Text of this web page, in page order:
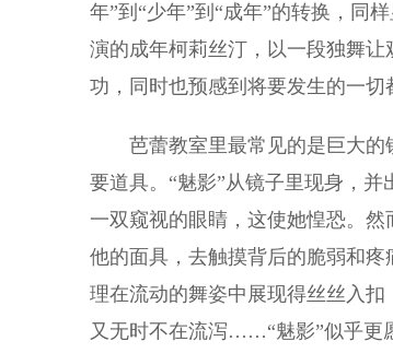
年”到“少年”到“成年”的转换，同
演的成年柯莉丝汀，以一段独舞
功，同时也预感到将要发生的一切
芭蕾教室里最常见的是巨大的
要道具。“魅影”从镜子里现身，
一双窥视的眼睛，这使她惶恐。
他的面具，去触摸背后的脆弱和
理在流动的舞姿中展现得丝丝入
又无时不在流泻……“魅影”似乎更